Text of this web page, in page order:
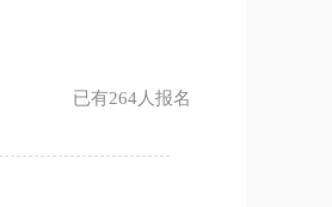
已有264人报名